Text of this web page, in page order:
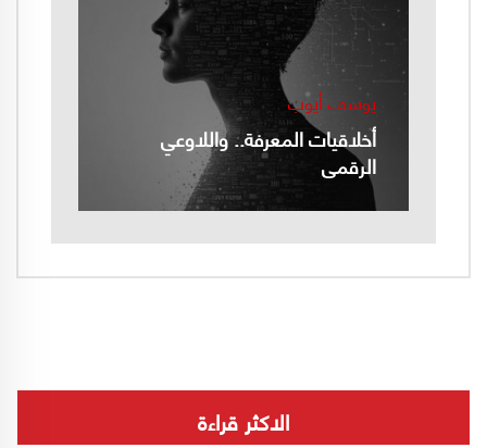
يوسف أيوب
أخلاقيات المعرفة.. واللاوعي
الرقمي
الاكثر قراءة